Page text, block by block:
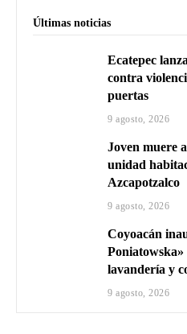
Últimas noticias
Ecatepec
contra
puertas
9 agosto, 2026
Joven muere
unidad
Azcapotzalco
9 agosto, 2026
Coyoacán
lavandería y
9 agosto, 2026